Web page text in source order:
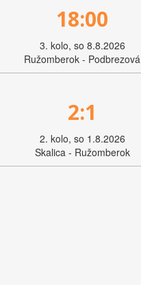
18:00
3. kolo, so 8.8.2026
Ružomberok - Podbrezová
2:1
2. kolo, so 1.8.2026
Skalica - Ružomberok